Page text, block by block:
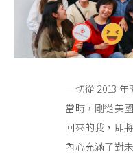
一切從 2013 年
當時，剛從美
回來的我，即
內心充滿了對